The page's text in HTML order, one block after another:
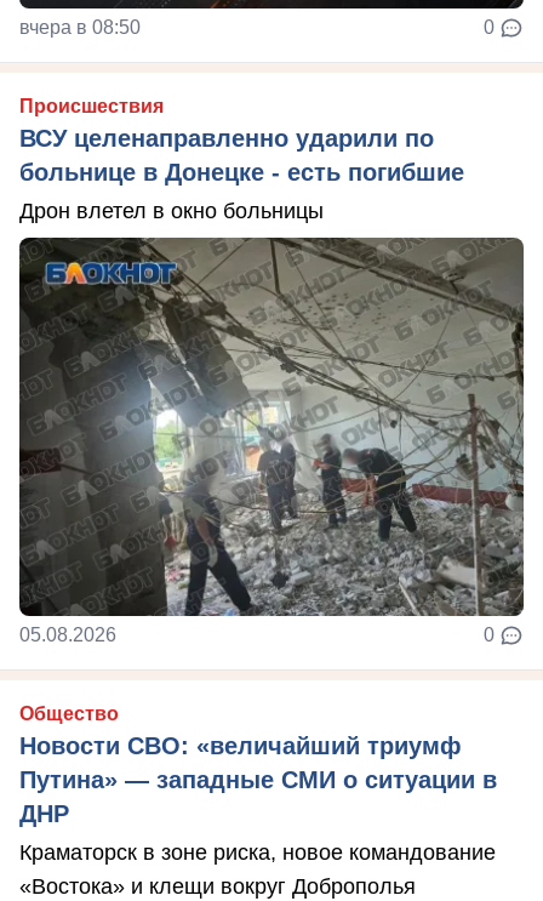
вчера в 08:50 0
Происшествия
ВСУ целенаправленно ударили по
больнице в Донецке - есть погибшие
Дрон влетел в окно больницы
05.08.2026 0
Общество
Новости СВО: «величайший триумф
Путина» — западные СМИ о ситуации в
ДНР
Краматорск в зоне риска, новое командование
«Востока» и клещи вокруг Доброполья